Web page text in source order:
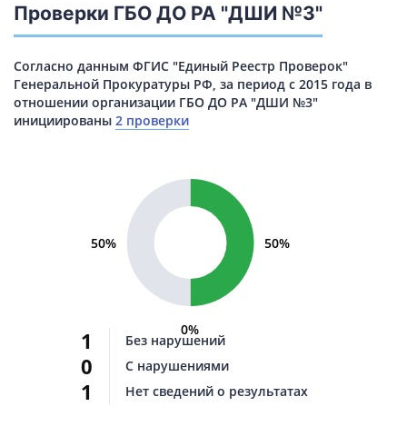
Проверки ГБО ДО РА "ДШИ №3"
Согласно данным ФГИС "Единый Реестр Проверок"
Генеральной Прокуратуры РФ, за период с 2015 года в
отношении организации ГБО ДО РА "ДШИ №3"
инициированы 2 проверки
50%
0%
50%
1
0
1
Без нарушений
С нарушениями
Нет сведений о результатах